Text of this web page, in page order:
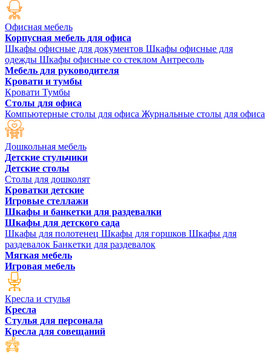
Офисная мебель
Корпусная мебель для офиса
Шкафы офисные для документов Шкафы офисные для
одежды Шкафы офисные со стеклом Антресоль
Мебель для руководителя
Кровати и тумбы
Кровати Тумбы
Столы для офиса
Компьютерные столы для офиса Журнальные столы для офиса
Дошкольная мебель
Детские стульчики
Детские столы
Столы для дошколят
Кроватки детские
Игровые стеллажи
Шкафы и банкетки для раздевалки
Шкафы для детского сада
Шкафы для полотенец Шкафы для горшков Шкафы для
раздевалок Банкетки для раздевалок
Мягкая мебель
Игровая мебель
Кресла и стулья
Кресла
Стулья для персонала
Кресла для совещаний